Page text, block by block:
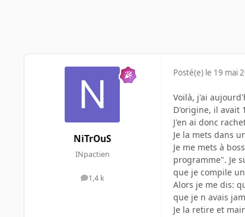
NiTrOuS
INpactien
1,4 k
messages
Posté(e) le 19 mai
Voilà, j'ai
D'origine, il avait
J'en ai donc
Je la mets dans
Je me mets à
programme". Je
que je compile
Alors je me dis:
que je n avais
Je la retire et